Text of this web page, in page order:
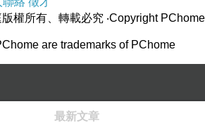
版權所有、轉載必究 ‧Copyright PChome
are trademarks of PChome
最新文章